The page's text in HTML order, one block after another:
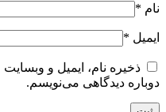
نام *
ایمیل *
ذخیره نام، ایمیل و
دوباره دیدگاهی می‌نویسم.